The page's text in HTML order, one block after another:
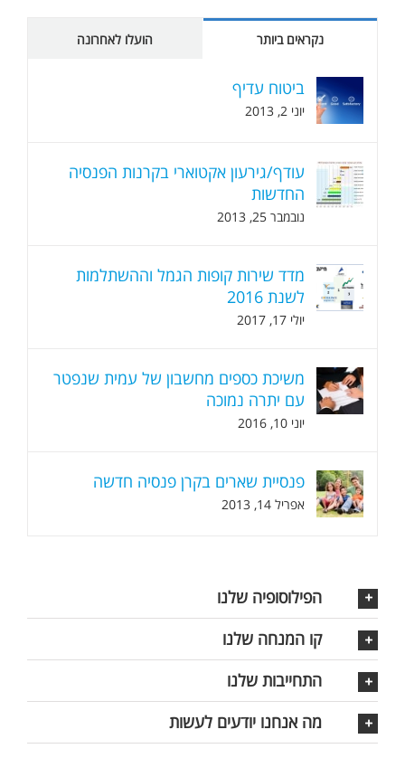
נקראים ביותר הועלו לאחרונה
ביטוח עדיף
יוני 2, 2013
עודף/גירעון אקטוארי בקרנות הפנסיה
החדשות
נובמבר 25, 2013
מדד שירות קופות הגמל וההשתלמות
לשנת 2016
יולי 17, 2017
משיכת כספים מחשבון של עמית שנפטר
עם יתרה נמוכה
יוני 10, 2016
פנסיית שארים בקרן פנסיה חדשה
אפריל 14, 2013
הפילוסופיה שלנו
קו המנחה שלנו
התחייבות שלנו
מה אנחנו יודעים לעשות